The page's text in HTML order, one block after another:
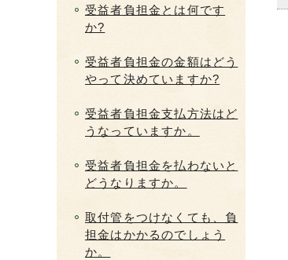
受益者負担金とは何です
か?
受益者負担金の金額はどう
やって決めていますか?
受益者負担金支払方法はど
うなっていますか。
受益者負担金を払わないと
どうなりますか。
取付管をつけなくても、負
担金はかかるのでしょう
か。